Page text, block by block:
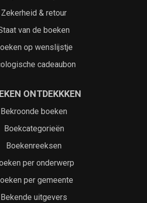
Zekerheid & retour
van de boeken
op wenslijstje
cadeaubon
ONTDEKKKEN
Bekroonde boeken
Boekcategorieën
Boekenreeksen
per onderwerp
per gemeente
Bekende uitgevers